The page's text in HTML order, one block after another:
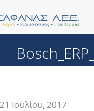
21 Ιουλίου, 2017